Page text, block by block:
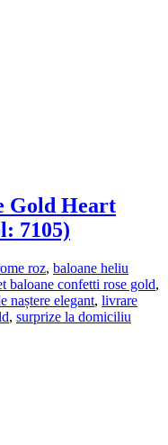
Gold Heart
7105)
roz, baloane heliu
baloane confetti rose gold,
naștere elegant, livrare
, surprize la domiciliu